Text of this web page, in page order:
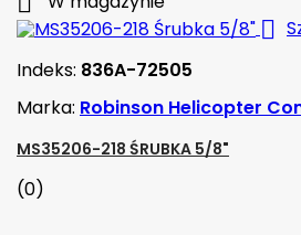

Indeks: 836A-72505
Marka: Robinson Helicopter
MS35206-218 ŚRUBKA 5/8"
(0)